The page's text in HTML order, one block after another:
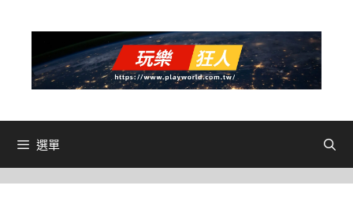
選單